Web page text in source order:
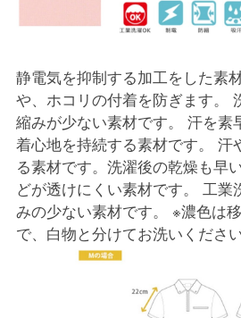
静電気を抑制する加工をした素
や、ホコリの付着を防ぎます。
縮みが少ない素材です。 汗を素
着心地を持続する素材です。 汗
る素材です。洗濯後の乾燥も早
どが透けにくい素材です。 工業
みの少ない素材です。 ※濃色は
で、白物と分けてお洗いください